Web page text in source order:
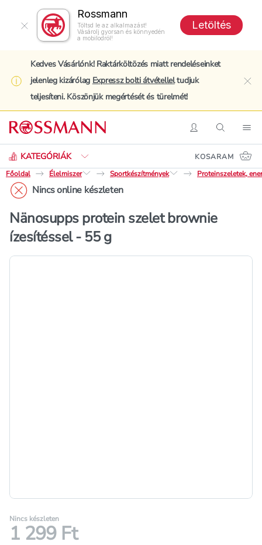
Rossmann
Töltsd le az alkalmazást!
Vásárolj gyorsan és könnyedén
a mobilodról!
Letöltés
Kedves Vásárlónk! Raktárköltözés miatt rendeléseinket
jelenleg kizárólag Expressz bolti átvételleltudjuk
teljesíteni. Köszönjük megértését és türelmét!
BelépésKeresés
KATEGÓRIÁK
Keresés
KOSARAM
Főoldal
Élelmiszer Sportkészítmények Proteinszeletek,
Nincs online készleten
Nänosupps protein szelet brownie
ízesítéssel - 55 g
Nincs készleten
1 299 Ft